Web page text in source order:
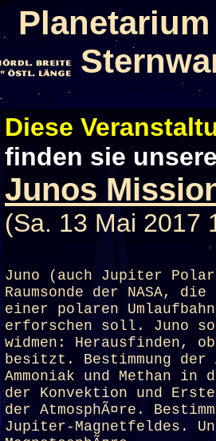
Diese
finden sie
Junos
(Sa. 13 Mai 2017
Juno (auch Jupiter
Raumsonde der NASA,
einer polaren
erforschen soll. Juno
widmen: Herausfinden,
besitzt. Bestimmung der
Ammoniak und Methan in
der Konvektion und
der AtmosphÃ¤re.
Jupiter-Magnetfeldes.